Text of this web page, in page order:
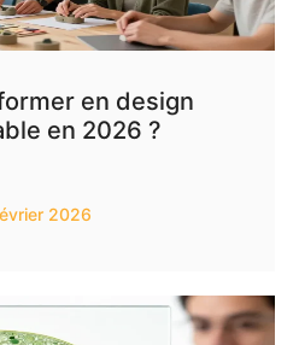
en design
en 2026 ?
2026